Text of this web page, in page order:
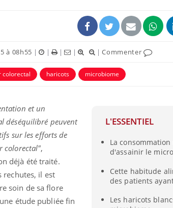
à 08h55 | | | | |Commenter
colorectal haricots microbiome
L'ESSENTIEL
La
d'assainir le
Cette habitude
des patients
Les haricots
et un
déséquilibré peuvent
sur les efforts de
colorectal",
déjà été traité.
rechutes, il est
soin de sa flore
étude publiée fin